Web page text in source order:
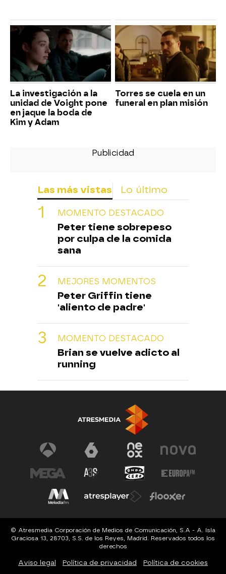
La investigación a la
unidad de Voight pone
en jaque la boda de
Kim y Adam
Torres se cuela en un
funeral en plan misión
Las más vistas Lo último
MOMENTO DESTACADO
Peter tiene sobrepeso
por culpa de la comida
sana
MEJORES MOMENTOS
Peter Griffin tiene
'aliento de padre'
MOMENTO DESTACADO
Brian se vuelve adicto al
running
© Atresmedia Corporación de Medios de Comunicación, S.A - A. Isla
Graciosa 13, 28703, S.S. de los Reyes, Madrid. Reservados todos los
derechos
Aviso legal Política de privacidad Política de cookies